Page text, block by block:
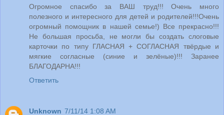
Огромное спасибо за ВАШ труд!!! Очень много
полезного и интересного для детей и родителей!!!Очень
огромный помощник в нашей семье!) Все прекрасно!!!
Не большая просьба, не могли бы создать слоговые
карточки по типу ГЛАСНАЯ + СОГЛАСНАЯ твёрдые и
мягкие согласные (синие и зелёные)!!! Заранее
БЛАГОДАРНА!!!
Ответить
Unknown 7/11/14 1:08 AM